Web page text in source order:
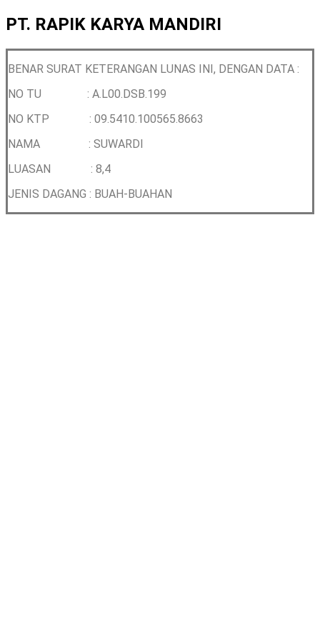
PT. RAPIK KARYA MANDIRI
BENAR SURAT KETERANGAN LUNAS INI, DENGAN DATA :
NO TU : A.L00.DSB.199
NO KTP : 09.5410.100565.8663
NAMA : SUWARDI
LUASAN : 8,4
JENIS DAGANG : BUAH-BUAHAN